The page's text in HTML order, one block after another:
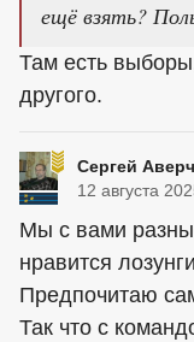
ещё взять?
Там есть
другого.
Сергей
12 августа
Мы с вами
нравится
Предпочитаю
Так что с